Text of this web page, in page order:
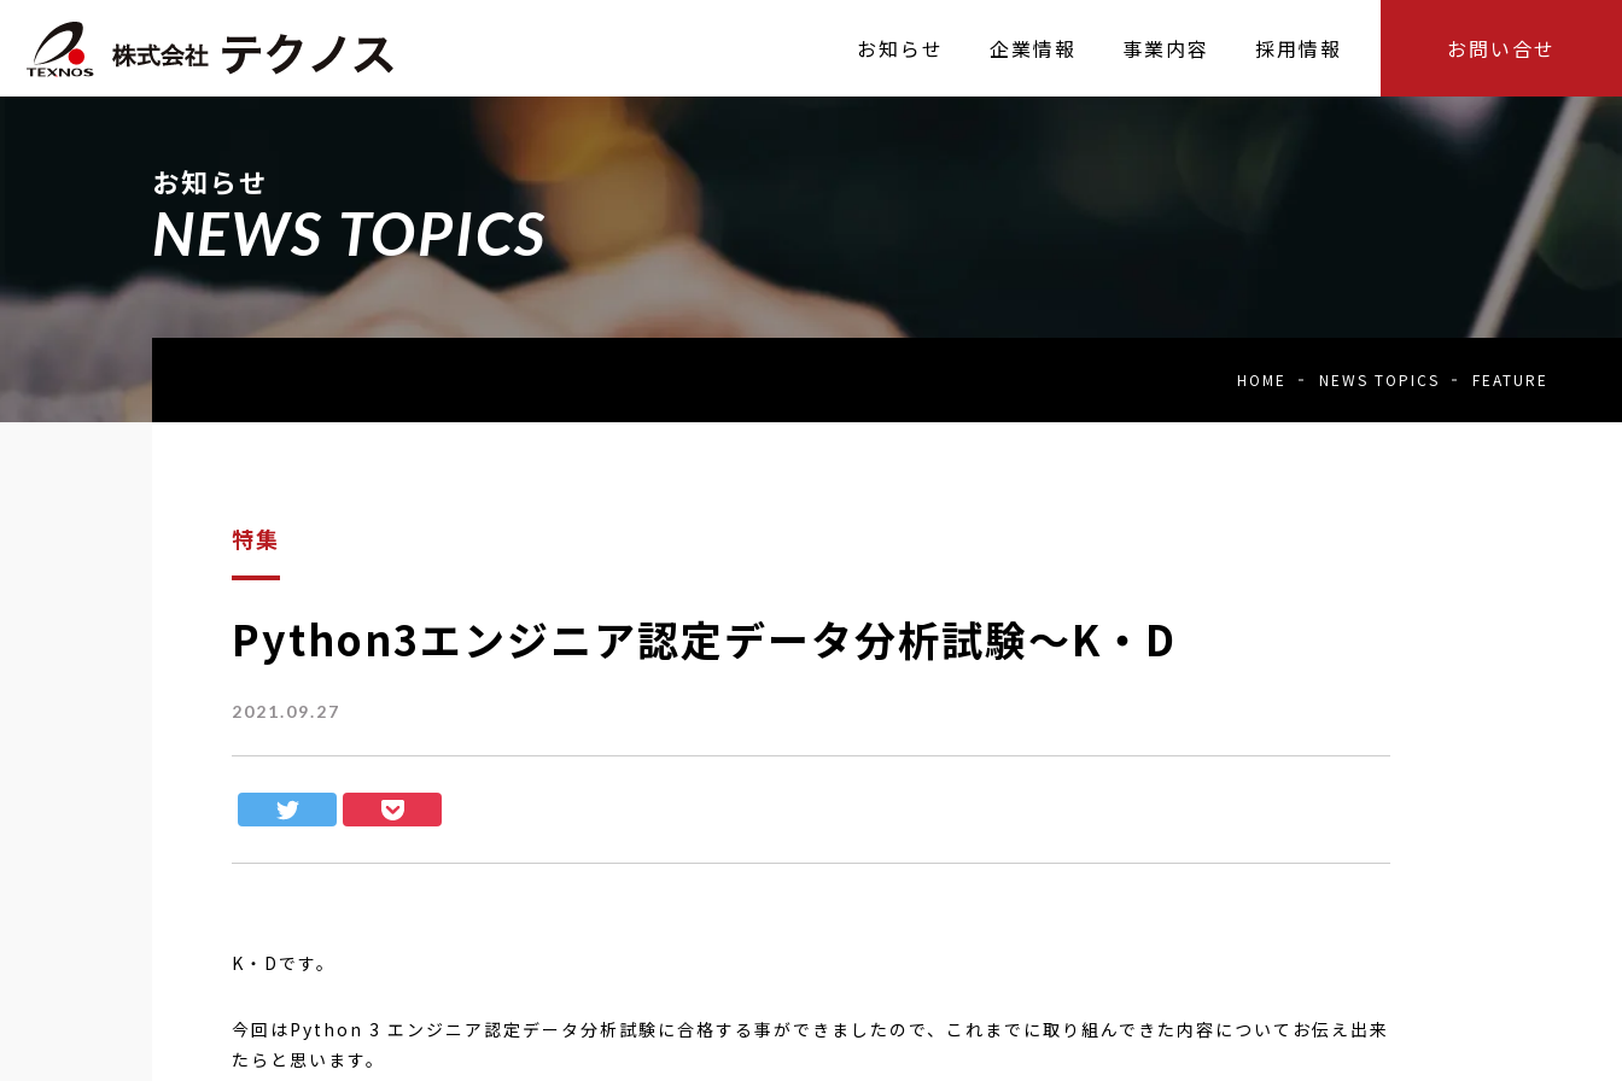
お知らせ 企業情報 事業内容 採用情報 お問い合せ
お知らせ
NEWS TOPICS
HOME NEWS TOPICS FEATURE
特集
Python3エンジニア認定データ分析試験～K・D
2021.09.27
K・Dです。
今回はPython 3 エンジニア認定データ分析試験に合格する事ができましたので、これまでに取り組んできた内容についてお伝え出来
たらと思います。